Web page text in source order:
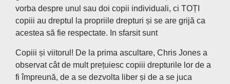
vorba despre unul sau doi copii individuali, ci TOȚI
copiii au dreptul la propriile drepturi și se are grijă ca
acestea să fie respectate. In sfarsit sunt
Copiii și viitorul! De la prima ascultare, Chris Jones a
observat cât de mult prețuiesc copiii drepturile lor de a
fi împreună, de a se dezvolta liber și de a se juca